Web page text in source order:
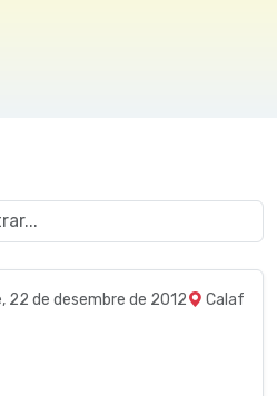
22 de desembre de 2012 Calaf